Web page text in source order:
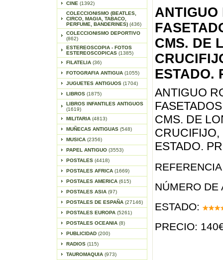
CINE (1392)
COLECCIONISMO (BEATLES,
CIRCO, MAGIA, TABACO,
PERFUME, BANDERINES) (436)
COLECCIONISMO DEPORTIVO
(862)
ESTEREOSCOPIA - FOTOS
ESTEREOSCOPICAS (1385)
FILATELIA (36)
FOTOGRAFIA ANTIGUA (1055)
JUGUETES ANTIGUOS (1704)
LIBROS (1875)
LIBROS INFANTILES ANTIGUOS
(1619)
MILITARIA (4813)
MUÑECAS ANTIGUAS (548)
MUSICA (2356)
PAPEL ANTIGUO (3553)
POSTALES (4418)
POSTALES AFRICA (1669)
POSTALES AMERICA (615)
POSTALES ASIA (97)
POSTALES DE ESPAÑA (27146)
POSTALES EUROPA (5261)
POSTALES OCEANIA (8)
PUBLICIDAD (200)
RADIOS (115)
TAUROMAQUIA (973)
ANTIGUO
CMS. DE
ESTADO.
ANTIGUO
CMS. DE
CRUCIFIJO,
ESTADO.
NÚMERO DE
ESTADO:
PRECIO: